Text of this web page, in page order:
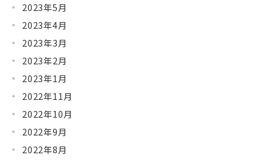
2023年5月
2023年4月
2023年3月
2023年2月
2023年1月
2022年11月
2022年10月
2022年9月
2022年8月